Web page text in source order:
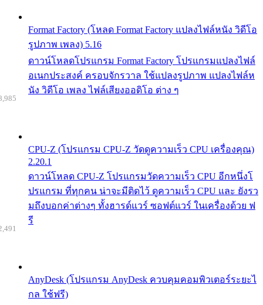
Format Factory (โหลด Format Factory แปลงไฟล์หนัง วิดีโอ
รูปภาพ เพลง) 5.16
ดาวน์โหลดโปรแกรม Format Factory โปรแกรมแปลงไฟล์
อเนกประสงค์ ครอบจักรวาล ใช้แปลงรูปภาพ แปลงไฟล์ห
นัง วิดีโอ เพลง ไฟล์เสียงออดิโอ ต่าง ๆ
CPU-Z (โปรแกรม CPU-Z วัดดูความเร็ว CPU เครื่องคุณ)
2.20.1
ดาวน์โหลด CPU-Z โปรแกรมวัดความเร็ว CPU อีกหนึ่งโ
ปรแกรม ที่ทุกคน น่าจะมีติดไว้ ดูความเร็ว CPU และ ยังรว
มถึงบอกค่าต่างๆ ทั้งฮารด์แวร์ ซอฟต์แวร์ ในเครื่องด้วย ฟ
รี
AnyDesk (โปรแกรม AnyDesk ควบคุมคอมพิวเตอร์ระยะไ
กล ใช้ฟรี)